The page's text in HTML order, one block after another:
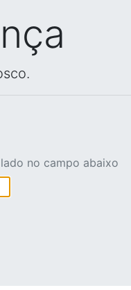
no campo abaixo